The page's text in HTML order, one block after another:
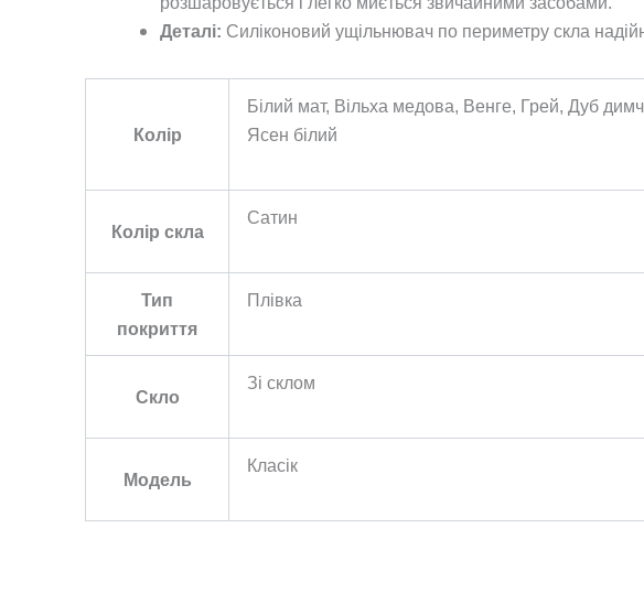
Деталі: Силіконовий ущільнювач по периметру скла
Колір
Білий мат, Вільха медова, Венге, Грей, Дуб
Ясен білий
Колір скла
Сатин
Тип
покриття
Плівка
Скло
Зі склом
Модель
Класік